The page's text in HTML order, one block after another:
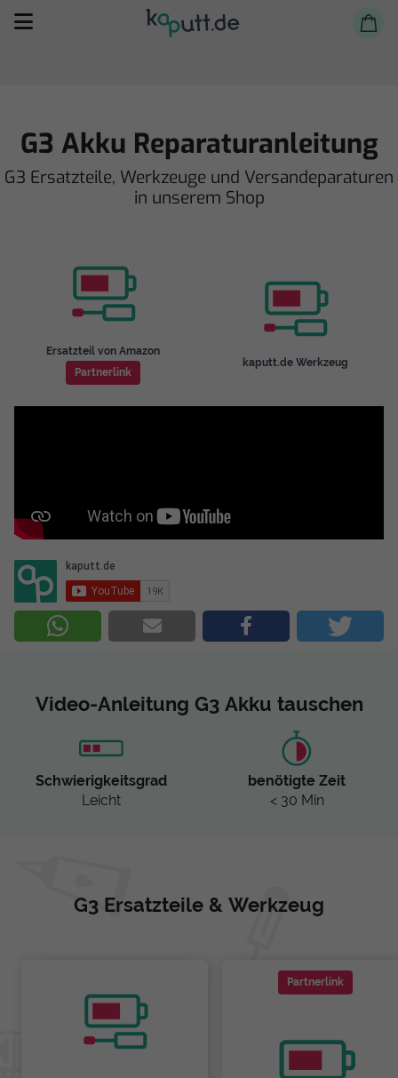
Selbst reparieren
Shop
G3 Akku Reparaturanleitung
G3 Ersatzteile, Werkzeuge und Versandeparaturen
in unserem Shop
Ersatzteil von Amazon
Partnerlink
kaputt.de Werkzeug
Video-Anleitung G3 Akku tauschen
Schwierigkeitsgrad
Leicht
benötigte Zeit
< 30 Min
G3 Ersatzteile & Werkzeug
Partnerlink